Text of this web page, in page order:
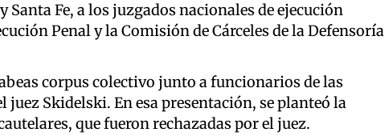
Santa Fe, a los juzgados nacionales de ejecución
Penal y la Comisión de Cárceles de la Defensoría
corpus colectivo junto a funcionarios de las
Skidelski. En esa presentación, se planteó la
que fueron rechazadas por el juez.